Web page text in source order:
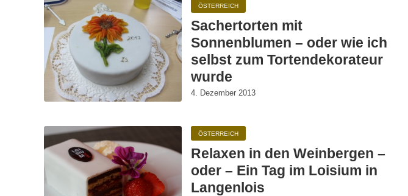
ÖSTERREICH
Sachertorten mit
Sonnenblumen – oder wie ich
selbst zum Tortendekorateur
wurde
4. Dezember 2013
ÖSTERREICH
Relaxen in den Weinbergen –
oder – Ein Tag im Loisium in
Langenlois